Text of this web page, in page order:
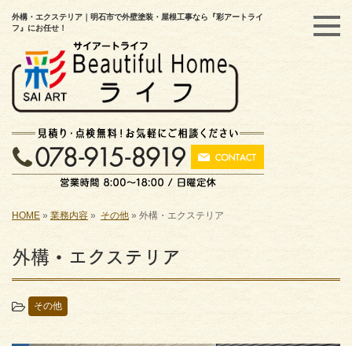
外構・エクステリア｜明石市で外壁塗装・屋根工事なら『彩アートライ
フ』にお任せ！
HOME » 業務内容 » その他 » 外構・エクステリア
外構・エクステリア
その他